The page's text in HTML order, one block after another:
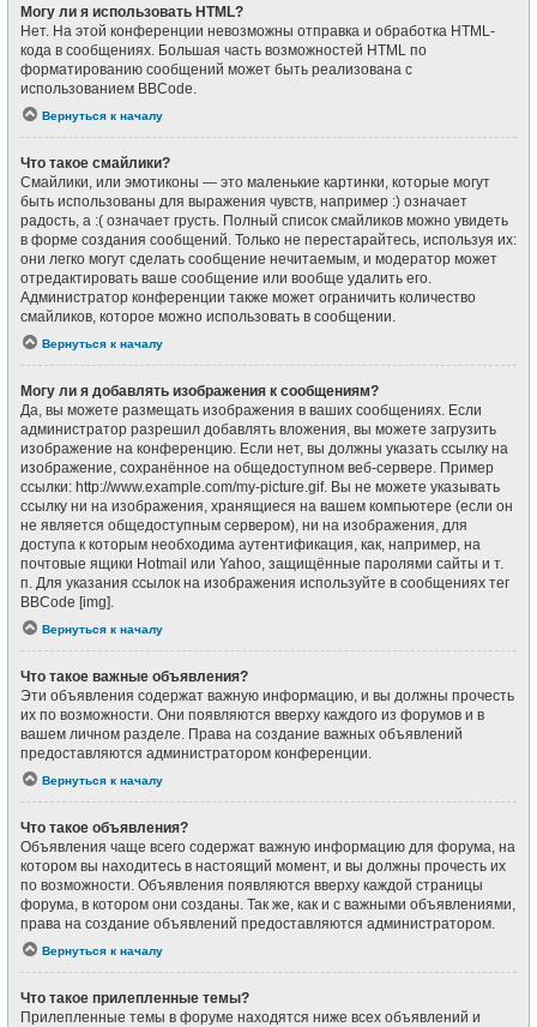
Могу ли я использовать HTML?
Нет. На этой конференции невозможны отправка и обработка HTML-
кода в сообщениях. Большая часть возможностей HTML по
форматированию сообщений может быть реализована с
использованием BBCode.
Вернуться к началу
Что такое смайлики?
Смайлики, или эмотиконы — это маленькие картинки, которые могут
быть использованы для выражения чувств, например :) означает
радость, а :( означает грусть. Полный список смайликов можно увидеть
в форме создания сообщений. Только не перестарайтесь, используя их:
они легко могут сделать сообщение нечитаемым, и модератор может
отредактировать ваше сообщение или вообще удалить его.
Администратор конференции также может ограничить количество
смайликов, которое можно использовать в сообщении.
Вернуться к началу
Могу ли я добавлять изображения к сообщениям?
Да, вы можете размещать изображения в ваших сообщениях. Если
администратор разрешил добавлять вложения, вы можете загрузить
изображение на конференцию. Если нет, вы должны указать ссылку на
изображение, сохранённое на общедоступном веб-сервере. Пример
ссылки: http://www.example.com/my-picture.gif. Вы не можете указывать
ссылку ни на изображения, хранящиеся на вашем компьютере (если он
не является общедоступным сервером), ни на изображения, для
доступа к которым необходима аутентификация, как, например, на
почтовые ящики Hotmail или Yahoo, защищённые паролями сайты и т.
п. Для указания ссылок на изображения используйте в сообщениях тег
BBCode [img].
Вернуться к началу
Что такое важные объявления?
Эти объявления содержат важную информацию, и вы должны прочесть
их по возможности. Они появляются вверху каждого из форумов и в
вашем личном разделе. Права на создание важных объявлений
предоставляются администратором конференции.
Вернуться к началу
Что такое объявления?
Объявления чаще всего содержат важную информацию для форума, на
котором вы находитесь в настоящий момент, и вы должны прочесть их
по возможности. Объявления появляются вверху каждой страницы
форума, в котором они созданы. Так же, как и с важными объявлениями,
права на создание объявлений предоставляются администратором.
Вернуться к началу
Что такое прилепленные темы?
Прилепленные темы в форуме находятся ниже всех объявлений и